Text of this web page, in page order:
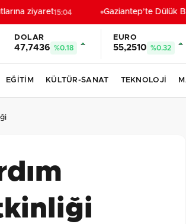
ziyaret15:04 Gaziantep’te Dülük
DOLAR
47,7436 %0.18
EURO
55,2510 %0.32
EĞİTİM KÜLTÜR-SANAT TEKNOLOJİ